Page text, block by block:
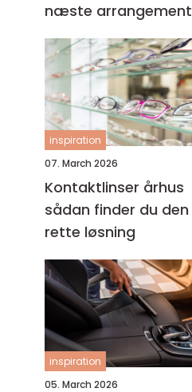
næste arrangement
inspiration
07. March 2026
Kontaktlinser århus
sådan finder du den
rette løsning
inspiration
05. March 2026